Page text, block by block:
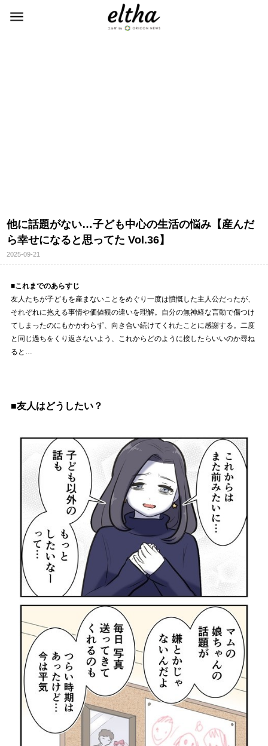
他に話題がない…子ども中心の生活の悩み【産んだ
ら幸せになると思ってた Vol.36】
2025-09-21
■これまでのあらすじ
友人たちが子どもを産まないことをめぐり一度は憤慨した主人公だったが、
それぞれに抱える事情や価値観の違いを理解。自分の無神経な言動で傷つけ
てしまったのにもかかわらず、向き合い続けてくれたことに感謝する。二度
と同じ過ちをくり返さないよう、これからどのように接したらいいのか尋ね
ると…
■友人はどうしたい？